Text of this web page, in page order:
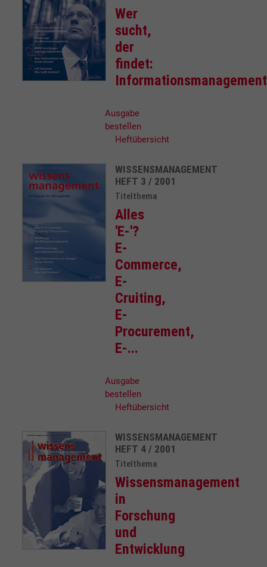
Wer
sucht,
der
findet:
Informationsmanagement
Ausgabe
bestellen
Heftübersicht
WISSENSMANAGEMENT
HEFT 3 / 2001
Titelthema
Alles
'E-'?
E-
Commerce,
E-
Cruiting,
E-
Procurement,
E-...
Ausgabe
bestellen
Heftübersicht
WISSENSMANAGEMENT
HEFT 4 / 2001
Titelthema
Wissensmanagement
in
Forschung
und
Entwicklung